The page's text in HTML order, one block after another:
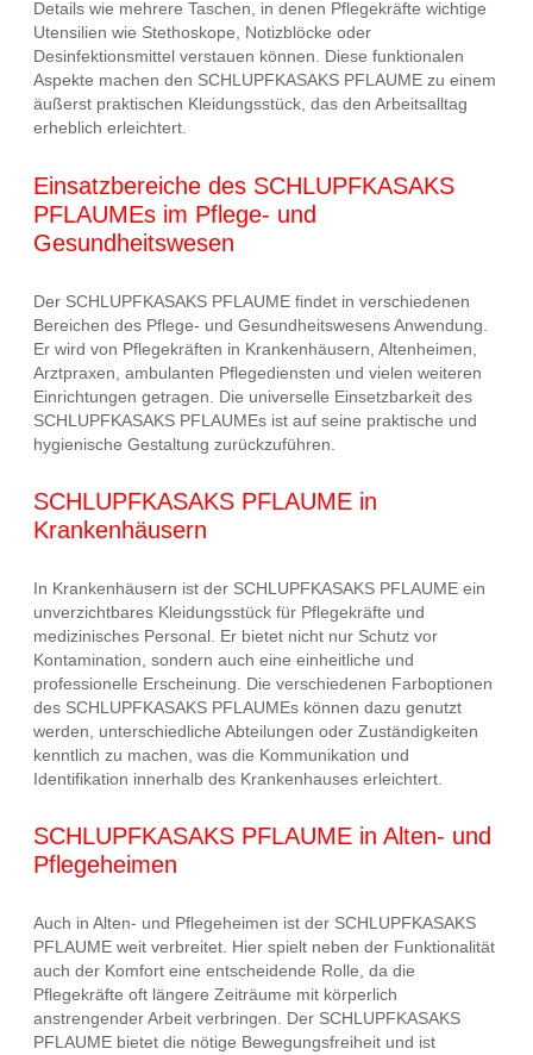
Details wie mehrere Taschen, in denen Pflegekräfte wichtige
Utensilien wie Stethoskope, Notizblöcke oder
Desinfektionsmittel verstauen können. Diese funktionalen
Aspekte machen den SCHLUPFKASAKS PFLAUME zu einem
äußerst praktischen Kleidungsstück, das den Arbeitsalltag
erheblich erleichtert.
Einsatzbereiche des SCHLUPFKASAKS
PFLAUMEs im Pflege- und
Gesundheitswesen
Der SCHLUPFKASAKS PFLAUME findet in verschiedenen
Bereichen des Pflege- und Gesundheitswesens Anwendung.
Er wird von Pflegekräften in Krankenhäusern, Altenheimen,
Arztpraxen, ambulanten Pflegediensten und vielen weiteren
Einrichtungen getragen. Die universelle Einsetzbarkeit des
SCHLUPFKASAKS PFLAUMEs ist auf seine praktische und
hygienische Gestaltung zurückzuführen.
SCHLUPFKASAKS PFLAUME in
Krankenhäusern
In Krankenhäusern ist der SCHLUPFKASAKS PFLAUME ein
unverzichtbares Kleidungsstück für Pflegekräfte und
medizinisches Personal. Er bietet nicht nur Schutz vor
Kontamination, sondern auch eine einheitliche und
professionelle Erscheinung. Die verschiedenen Farboptionen
des SCHLUPFKASAKS PFLAUMEs können dazu genutzt
werden, unterschiedliche Abteilungen oder Zuständigkeiten
kenntlich zu machen, was die Kommunikation und
Identifikation innerhalb des Krankenhauses erleichtert.
SCHLUPFKASAKS PFLAUME in Alten- und
Pflegeheimen
Auch in Alten- und Pflegeheimen ist der SCHLUPFKASAKS
PFLAUME weit verbreitet. Hier spielt neben der Funktionalität
auch der Komfort eine entscheidende Rolle, da die
Pflegekräfte oft längere Zeiträume mit körperlich
anstrengender Arbeit verbringen. Der SCHLUPFKASAKS
PFLAUME bietet die nötige Bewegungsfreiheit und ist